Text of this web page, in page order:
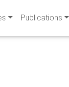
Publications